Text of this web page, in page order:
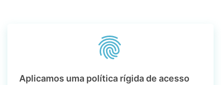
Aplicamos uma política rígida de acesso